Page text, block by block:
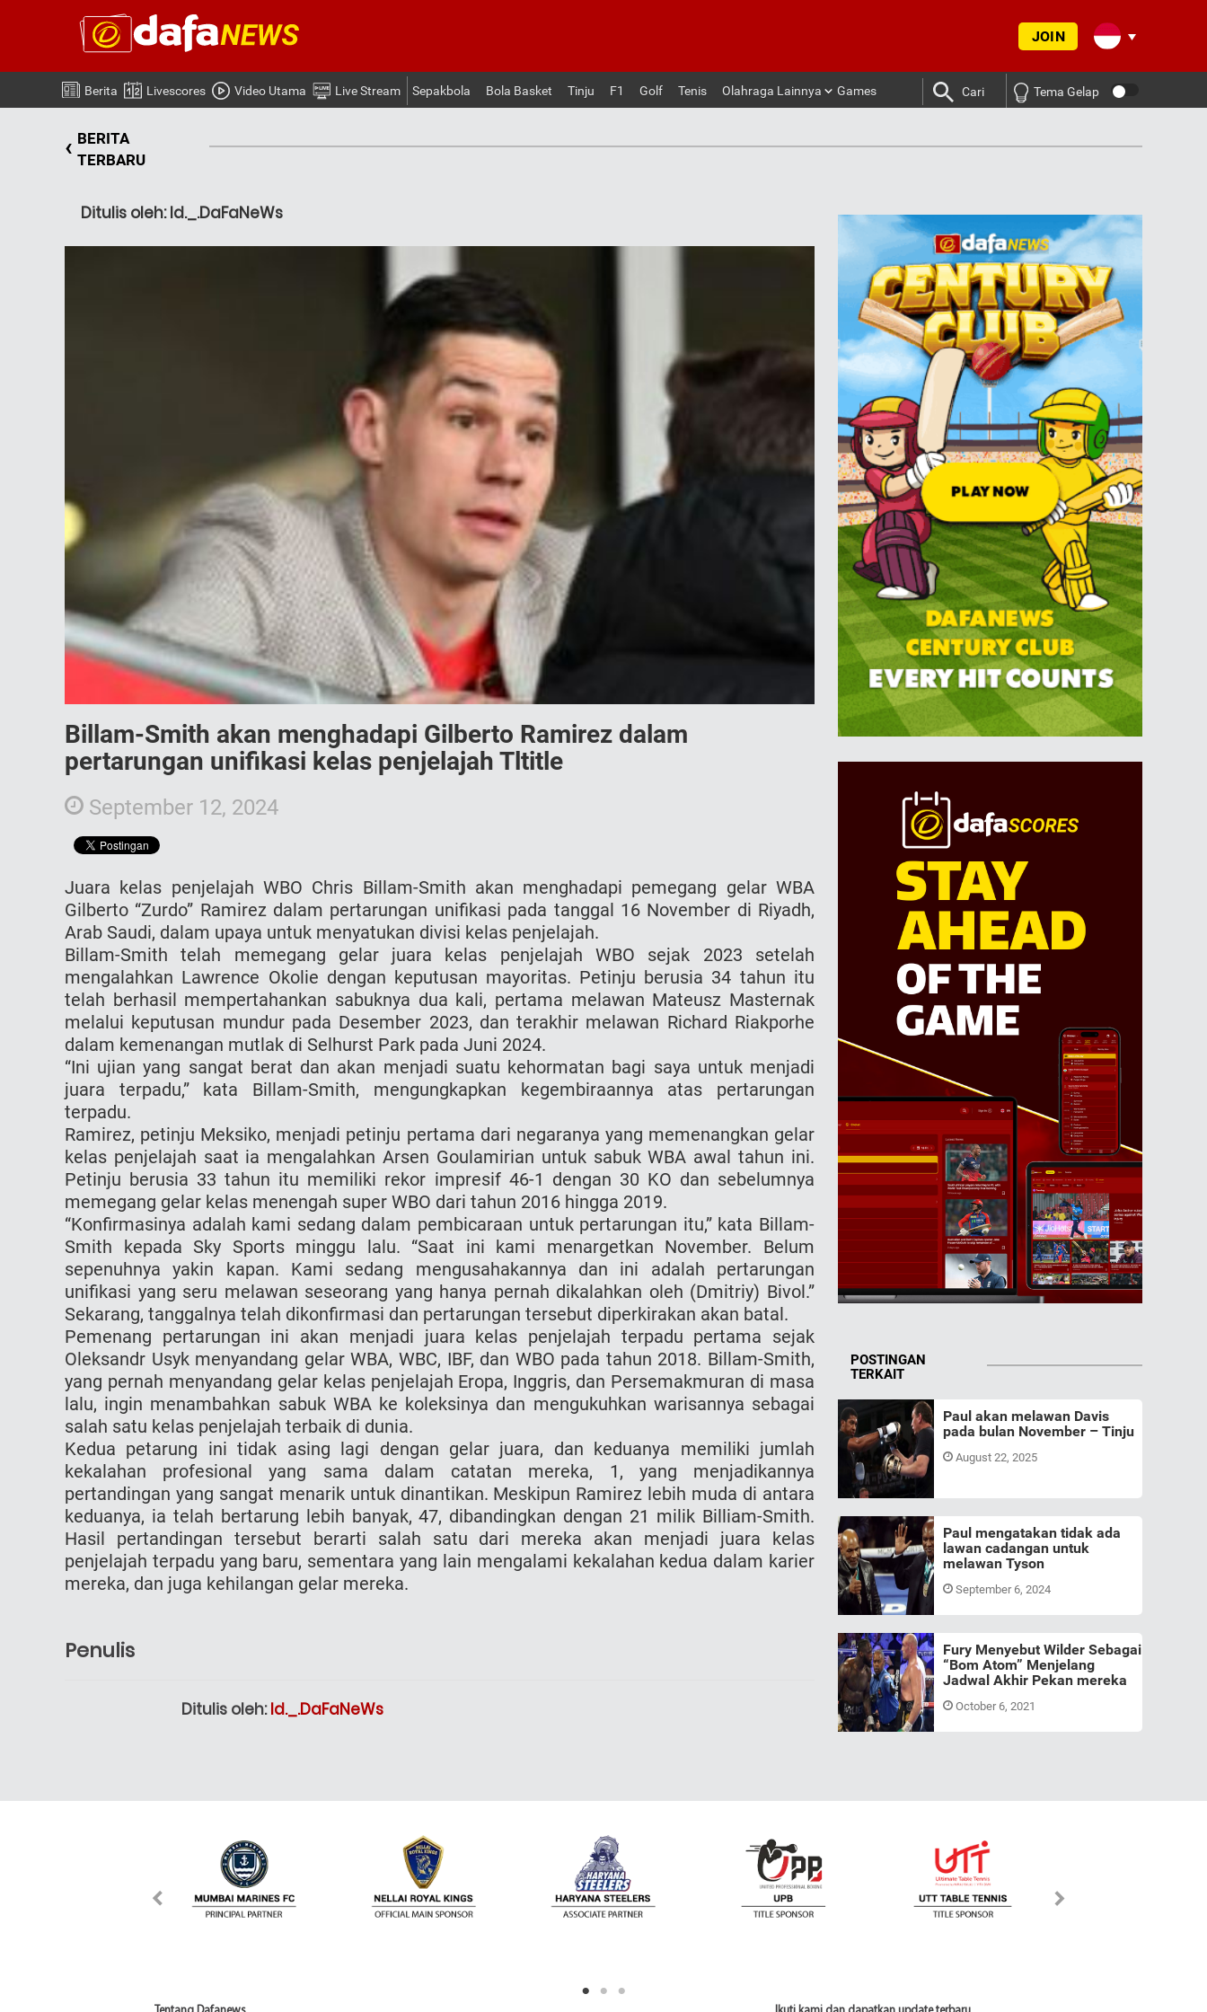
JOIN
Berita Livescores Video Utama Live Stream Sepakbola Bola Basket Tinju F1 Golf Tenis Olahraga Lainnya Games Cari Tema Gelap
‹ BERITA
TERBARU
Ditulis oleh: Id._.DaFaNeWs
Billam-Smith akan menghadapi Gilberto Ramirez dalam
pertarungan unifikasi kelas penjelajah Tltitle
September 12, 2024
Juara kelas penjelajah WBO Chris Billam-Smith akan menghadapi pemegang gelar WBA
Gilberto “Zurdo” Ramirez dalam pertarungan unifikasi pada tanggal 16 November di Riyadh,
Arab Saudi, dalam upaya untuk menyatukan divisi kelas penjelajah.
Billam-Smith telah memegang gelar juara kelas penjelajah WBO sejak 2023 setelah
mengalahkan Lawrence Okolie dengan keputusan mayoritas. Petinju berusia 34 tahun itu
telah berhasil mempertahankan sabuknya dua kali, pertama melawan Mateusz Masternak
melalui keputusan mundur pada Desember 2023, dan terakhir melawan Richard Riakporhe
dalam kemenangan mutlak di Selhurst Park pada Juni 2024.
“Ini ujian yang sangat berat dan akan menjadi suatu kehormatan bagi saya untuk menjadi
juara terpadu,” kata Billam-Smith, mengungkapkan kegembiraannya atas pertarungan
terpadu.
Ramirez, petinju Meksiko, menjadi petinju pertama dari negaranya yang memenangkan gelar
kelas penjelajah saat ia mengalahkan Arsen Goulamirian untuk sabuk WBA awal tahun ini.
Petinju berusia 33 tahun itu memiliki rekor impresif 46-1 dengan 30 KO dan sebelumnya
memegang gelar kelas menengah super WBO dari tahun 2016 hingga 2019.
“Konfirmasinya adalah kami sedang dalam pembicaraan untuk pertarungan itu,” kata Billam-
Smith kepada Sky Sports minggu lalu. “Saat ini kami menargetkan November. Belum
sepenuhnya yakin kapan. Kami sedang mengusahakannya dan ini adalah pertarungan
unifikasi yang seru melawan seseorang yang hanya pernah dikalahkan oleh (Dmitriy) Bivol.”
Sekarang, tanggalnya telah dikonfirmasi dan pertarungan tersebut diperkirakan akan batal.
Pemenang pertarungan ini akan menjadi juara kelas penjelajah terpadu pertama sejak
Oleksandr Usyk menyandang gelar WBA, WBC, IBF, dan WBO pada tahun 2018. Billam-Smith,
yang pernah menyandang gelar kelas penjelajah Eropa, Inggris, dan Persemakmuran di masa
lalu, ingin menambahkan sabuk WBA ke koleksinya dan mengukuhkan warisannya sebagai
salah satu kelas penjelajah terbaik di dunia.
Kedua petarung ini tidak asing lagi dengan gelar juara, dan keduanya memiliki jumlah
kekalahan profesional yang sama dalam catatan mereka, 1, yang menjadikannya
pertandingan yang sangat menarik untuk dinantikan. Meskipun Ramirez lebih muda di antara
keduanya, ia telah bertarung lebih banyak, 47, dibandingkan dengan 21 milik Billiam-Smith.
Hasil pertandingan tersebut berarti salah satu dari mereka akan menjadi juara kelas
penjelajah terpadu yang baru, sementara yang lain mengalami kekalahan kedua dalam karier
mereka, dan juga kehilangan gelar mereka.
Penulis
Ditulis oleh:Id._.DaFaNeWs
POSTINGAN
TERKAIT
Paul akan melawan Davis
pada bulan November – Tinju
August 22, 2025
Paul mengatakan tidak ada
lawan cadangan untuk
melawan Tyson
September 6, 2024
Fury Menyebut Wilder Sebagai
“Bom Atom” Menjelang
Jadwal Akhir Pekan mereka
October 6, 2021